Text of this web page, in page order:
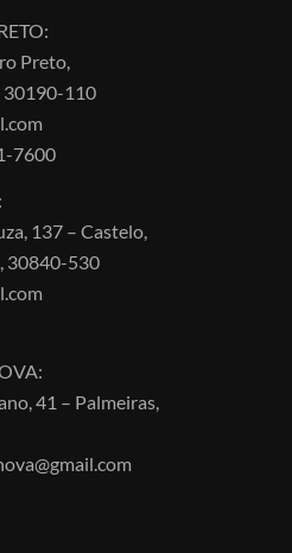
Preto,
30190-110
7600
137 – Castelo,
30840-530
41 – Palmeiras,